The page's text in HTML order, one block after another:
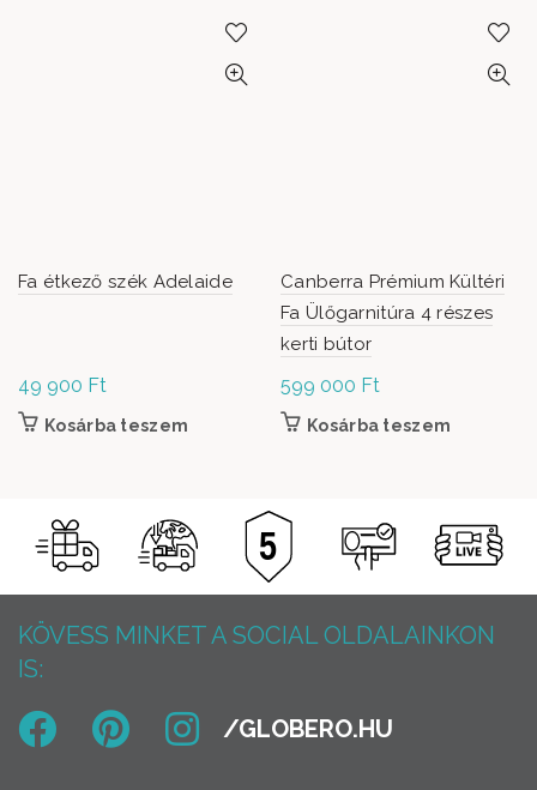
Fa étkező szék Adelaide
49 900 Ft
Kosárba teszem
Canberra Prémium Kültéri
Fa Ülőgarnitúra 4 részes
kerti bútor
599 000 Ft
Kosárba teszem
KÖVESS MINKET A SOCIAL OLDALAINKON
IS: